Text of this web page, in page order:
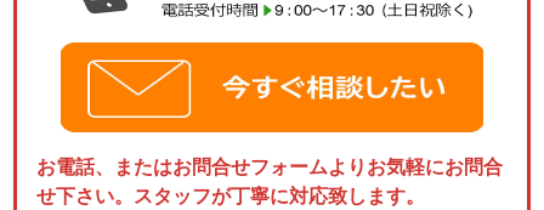
お電話、またはお問合せフォームよりお気軽にお問合
せ下さい。スタッフが丁寧に対応致します。